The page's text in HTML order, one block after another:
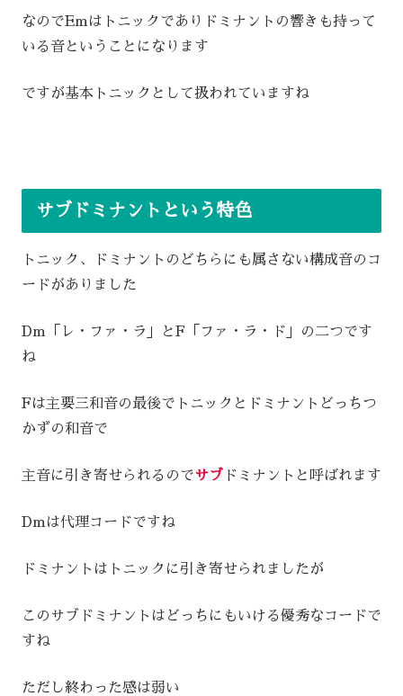
なのでEmはトニックでありドミナントの響きも持って
いる音ということになります
ですが基本トニックとして扱われていますね
サブドミナントという特色
トニック、ドミナントのどちらにも属さない構成音のコ
ードがありました
Dm「レ・ファ・ラ」とF「ファ・ラ・ド」の二つです
ね
Fは主要三和音の最後でトニックとドミナントどっちつ
かずの和音で
主音に引き寄せられるのでサブ ドミナントと呼ばれます
Dmは代理コードですね
ドミナントはトニックに引き寄せられましたが
このサブドミナントはどっちにもいける優秀なコードで
すね
ただし終わった感は弱い